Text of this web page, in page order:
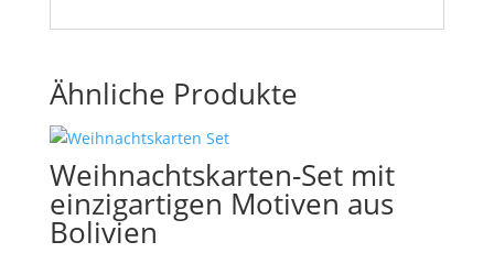
Ähnliche Produkte
Weihnachtskarten-Set mit
einzigartigen Motiven aus
Bolivien